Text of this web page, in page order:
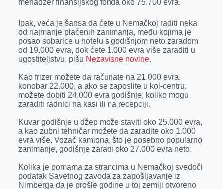
r
menadžer finansijskog fonda oko 75.700 evra.
Ipak, veća je šansa da ćete u Nemačkoj raditi neka
od najmanje plaćenih zanimanja, među kojima je
posao sobarice u hotelu s godišnjom neto zaradom
od 19.000 evra, dok ćete 1.000 evra više zaraditi u
ugostiteljstvu, pišu Nezavisne novine.
Kao frizer možete da računate na 21.000 evra,
konobar 22.000, a ako se zaposlite u kol-centru,
možete dobiti 24.000 evra godišnje, koliko mogu
zaraditi radnici na kasi ili na recepciji.
Kuvar godišnje u džep može staviti oko 25.000 evra,
a kao zubni tehničar možete da zaradite oko 1.000
evra više. Vozač kamiona, što je posebno popularno
zanimanje, godišnje zaradi oko 27.000 evra neto.
Kolika je pomama za strancima u Nemačkoj svedoči
podatak Savetnog zavoda za zapošljavanje iz
Nirnberga da je prošle godine u toj zemlji otvoreno